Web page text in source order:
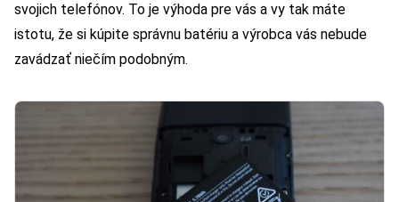
svojich telefónov. To je výhoda pre vás a vy tak máte
istotu, že si kúpite správnu batériu a výrobca vás nebude
zavádzať niečím podobným.